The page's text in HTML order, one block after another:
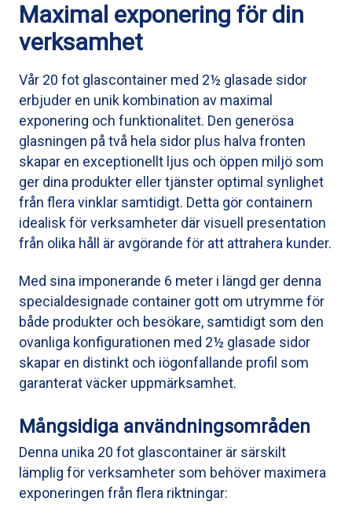
Maximal exponering för din
verksamhet
Vår 20 fot glascontainer med 2½ glasade sidor
erbjuder en unik kombination av maximal
exponering och funktionalitet. Den generösa
glasningen på två hela sidor plus halva fronten
skapar en exceptionellt ljus och öppen miljö som
ger dina produkter eller tjänster optimal synlighet
från flera vinklar samtidigt. Detta gör containern
idealisk för verksamheter där visuell presentation
från olika håll är avgörande för att attrahera kunder.
Med sina imponerande 6 meter i längd ger denna
specialdesignade container gott om utrymme för
både produkter och besökare, samtidigt som den
ovanliga konfigurationen med 2½ glasade sidor
skapar en distinkt och iögonfallande profil som
garanterat väcker uppmärksamhet.
Mångsidiga användningsområden
Denna unika 20 fot glascontainer är särskilt
lämplig för verksamheter som behöver maximera
exponeringen från flera riktningar: